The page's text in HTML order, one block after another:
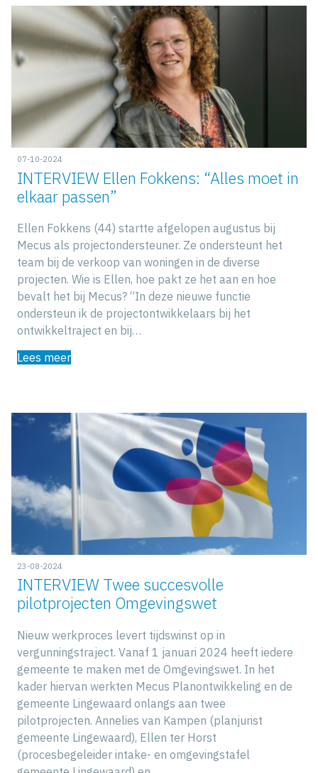
07-10-2024
INTERVIEW Ellen Fokkens: “Alles moet in
elkaar passen”
Ellen Fokkens (44) startte afgelopen augustus bij
Mecus als projectondersteuner. Ze ondersteunt het
team bij de verkoop van woningen in de diverse
projecten. Wie is Ellen, hoe pakt ze het aan en hoe
bevalt het bij Mecus? “In deze nieuwe functie
ondersteun ik de projectontwikkelaars bij het
ontwikkeltraject en bij…
Lees meer
23-08-2024
INTERVIEW Twee succesvolle
pilotprojecten Omgevingswet
Nieuw werkproces levert tijdswinst op in
vergunningstraject. Vanaf 1 januari 2024 heeft iedere
gemeente te maken met de Omgevingswet. In het
kader hiervan werkten Mecus Planontwikkeling en de
gemeente Lingewaard onlangs aan twee
pilotprojecten. Annelies van Kampen (planjurist
gemeente Lingewaard), Ellen ter Horst
(procesbegeleider intake- en omgevingstafel